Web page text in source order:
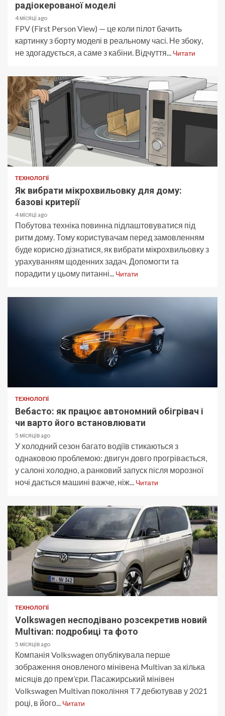
радіокерованої моделі
4 місяці ago
FPV (First Person View) — це коли пілот бачить
картинку з борту моделі в реальному часі. Не збоку,
не здогадується, а саме з кабіни. Відчуття... Читати
ТЕХНОЛОГІЇ
Як вибрати мікрохвильовку для дому:
базові критерії
4 місяці ago
Побутова техніка повинна підлаштовуватися під
ритм дому. Тому користувачам перед замовленням
буде корисно дізнатися, як вибрати мікрохвильовку з
урахуванням щоденних задач. Допомогти та
порадити у цьому питанні... Читати
ТЕХНОЛОГІЇ
Вебасто: як працює автономний обігрівач і
чи варто його встановлювати
5 місяців ago
У холодний сезон багато водіїв стикаються з
однаковою проблемою: двигун довго прогрівається,
у салоні холодно, а ранковий запуск після морозної
ночі дається машині важче, ніж... Читати
ТЕХНОЛОГІЇ
Volkswagen несподівано розсекретив новий
Multivan: подробиці та фото
5 місяців ago
Компанія Volkswagen опублікувала перше
зображення оновленого мінівена Multivan за кілька
місяців до прем’єри. Пасажирський мінівен
Volkswagen Multivan покоління T7 дебютував у 2021
році, в його... Читати